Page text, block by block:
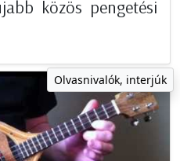
közös pengetési
Olvasnivalók, interjúk